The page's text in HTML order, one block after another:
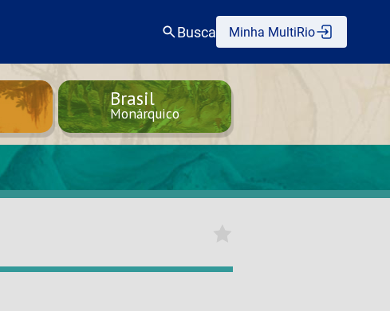
Busca Minha MultiRio
Brasil
Monárquico